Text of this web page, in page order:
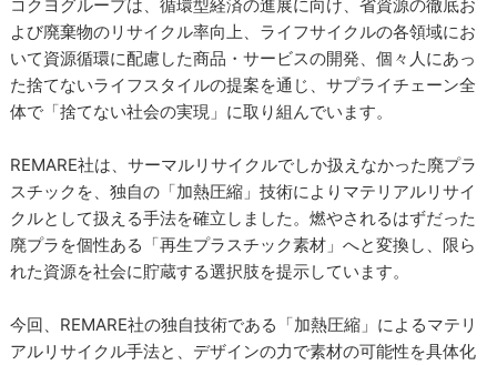
コクヨグループは、循環型経済の進展に向け、省資源の徹底お
よび廃棄物のリサイクル率向上、ライフサイクルの各領域にお
いて資源循環に配慮した商品・サービスの開発、個々人にあっ
た捨てないライフスタイルの提案を通じ、サプライチェーン全
体で「捨てない社会の実現」に取り組んでいます。
REMARE社は、サーマルリサイクルでしか扱えなかった廃プラ
スチックを、独自の「加熱圧縮」技術によりマテリアルリサイ
クルとして扱える手法を確立しました。燃やされるはずだった
廃プラを個性ある「再生プラスチック素材」へと変換し、限ら
れた資源を社会に貯蔵する選択肢を提示しています。
今回、REMARE社の独自技術である「加熱圧縮」によるマテリ
アルリサイクル手法と、デザインの力で素材の可能性を具体化